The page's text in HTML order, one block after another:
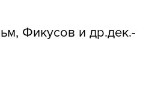
Фикусов и др.дек.-